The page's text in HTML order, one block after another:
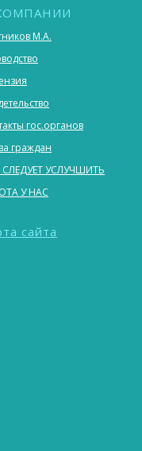
М.А.
гос.органов
граждан
СЛЕДУЕТ УСЛУЧШИТЬ
У НАС
сайта